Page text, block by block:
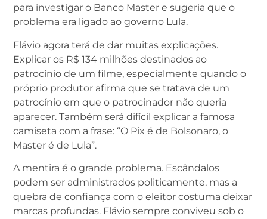
para investigar o Banco Master e sugeria que o
problema era ligado ao governo Lula.
Flávio agora terá de dar muitas explicações.
Explicar os R$ 134 milhões destinados ao
patrocínio de um filme, especialmente quando o
próprio produtor afirma que se tratava de um
patrocínio em que o patrocinador não queria
aparecer. Também será difícil explicar a famosa
camiseta com a frase: “O Pix é de Bolsonaro, o
Master é de Lula”.
A mentira é o grande problema. Escândalos
podem ser administrados politicamente, mas a
quebra de confiança com o eleitor costuma deixar
marcas profundas. Flávio sempre conviveu sob o